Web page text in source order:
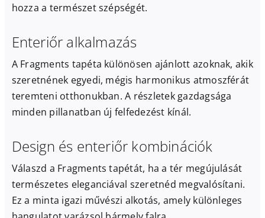
hozza a természet szépségét.
Enteriőr alkalmazás
A Fragments tapéta különösen ajánlott azoknak, akik
szeretnének egyedi, mégis harmonikus atmoszférát
teremteni otthonukban. A részletek gazdagsága
minden pillanatban új felfedezést kínál.
Design és enteriőr kombinációk
Válaszd a Fragments tapétát, ha a tér megújulását
természetes eleganciával szeretnéd megvalósítani.
Ez a minta igazi művészi alkotás, amely különleges